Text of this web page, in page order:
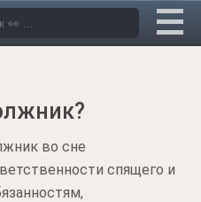
во сне
спящего и